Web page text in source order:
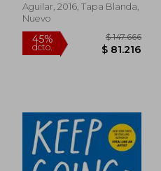
20%
dcto. $ 71.200
Aguilar, 2016, Tapa Blanda,
Nuevo